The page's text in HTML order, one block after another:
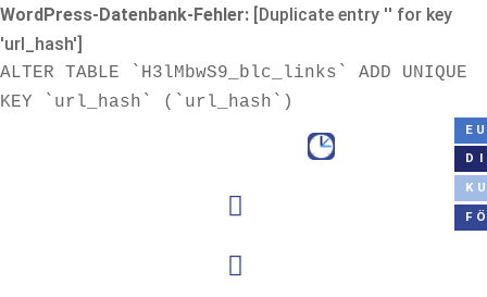
WordPress-Datenbank-Fehler: [Duplicate entry '' for key
'url_hash']
ALTER TABLE `H3lMbwS9_blc_links` ADD UNIQUE
KEY `url_hash` (`url_hash`)

